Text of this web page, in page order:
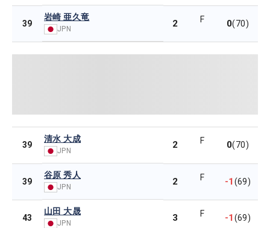
39
岩崎 亜久竜
JPN 2 F 0(70)
39
清水 大成
JPN
2 F 0(70)
39
谷原 秀人
JPN 2 F -1(69)
43
山田 大晟
JPN 3 F -1(69)